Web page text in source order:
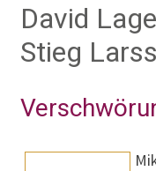
David
Stieg